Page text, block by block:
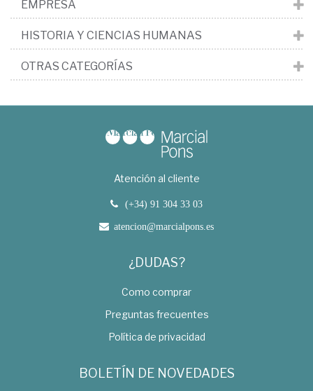
EMPRESA
HISTORIA Y CIENCIAS HUMANAS
OTRAS CATEGORÍAS
Atención al cliente
(+34) 91 304 33 03
atencion@marcialpons.es
¿DUDAS?
Como comprar
Preguntas frecuentes
Política de privacidad
BOLETÍN DE NOVEDADES